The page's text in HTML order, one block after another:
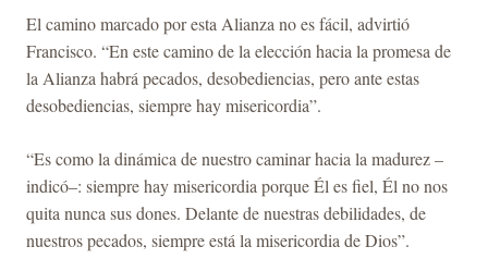
El camino marcado por esta Alianza no es fácil, advirtió
Francisco. “En este camino de la elección hacia la promesa de
la Alianza habrá pecados, desobediencias, pero ante estas
desobediencias, siempre hay misericordia”.
“Es como la dinámica de nuestro caminar hacia la madurez –
indicó–: siempre hay misericordia porque Él es fiel, Él no nos
quita nunca sus dones. Delante de nuestras debilidades, de
nuestros pecados, siempre está la misericordia de Dios”.